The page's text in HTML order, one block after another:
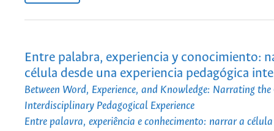
Entre palabra, experiencia y conocimiento:
célula desde una experiencia pedagógica
Between Word, Experience, and Knowledge: Narrating
Interdisciplinary Pedagogical Experience
Entre palavra, experiência e conhecimento: narrar a